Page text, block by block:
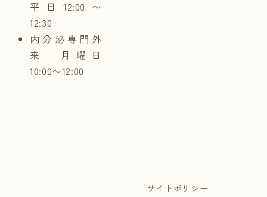
平日12:00〜
12:30
内分泌専門外
来 月曜日
10:00〜12:00
サイトポリシー